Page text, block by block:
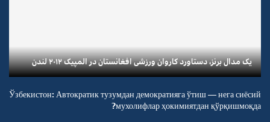
یک مدال برنز، دستاورد کاروان ورزشی افغانستان در المپیک ۲۰۱۲ لندن
Ўзбекистон: Автократик тузумдан демократияга ўтиш — нега сиёсий
мухолифлар ҳокимиятдан қўрқишмоқда?